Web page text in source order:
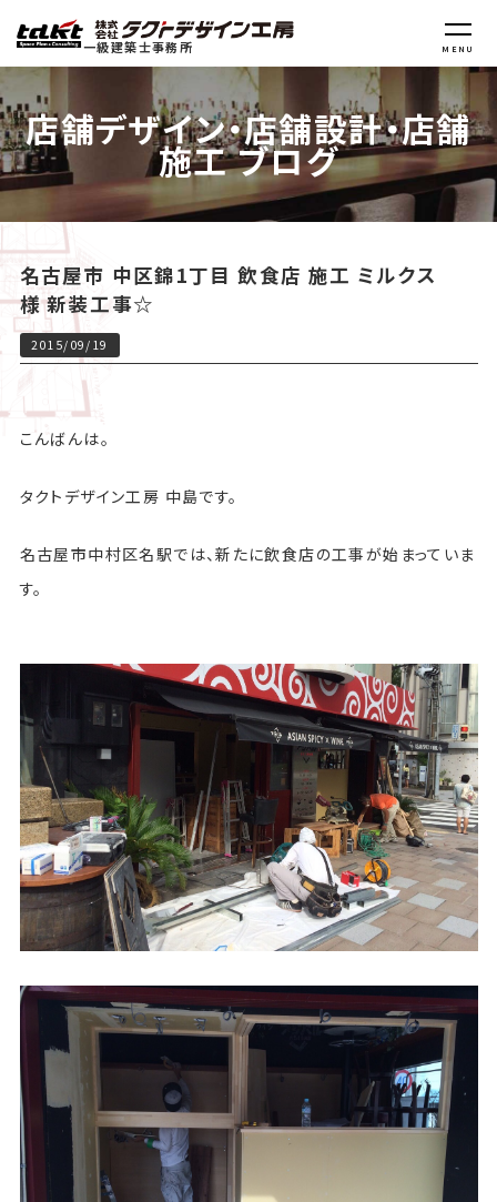
一級建築士事務所 MENU
店舗デザイン・店舗設計・店舗
施工 ブログ
名古屋市 中区錦1丁目 飲食店 施工 ミルクス
様 新装工事☆
2015/09/19
こんばんは。
タクトデザイン工房 中島です。
名古屋市中村区名駅では、新たに飲食店の工事が始まっていま
す。